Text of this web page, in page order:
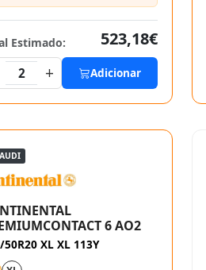
Estimado:
523,18€
2 + Adicionar
6 AO2
50R20 XL XL 113Y